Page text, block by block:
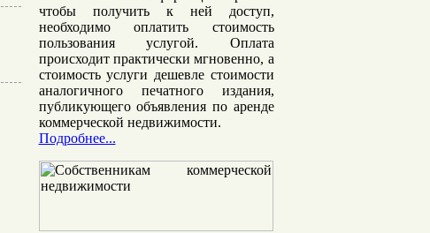
чтобы получить к ней доступ,
необходимо оплатить стоимость
пользования услугой. Оплата
происходит практически мгновенно, а
стоимость услуги дешевле стоимости
аналогичного печатного издания,
публикующего объявления по аренде
коммерческой недвижимости.
Подробнее...